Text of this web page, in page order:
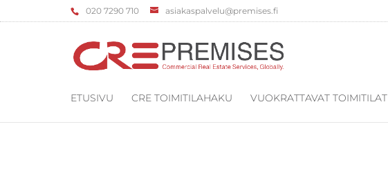
‌020 7290 710 asiakaspalvelu@premises.fi
ETUSIVU CRE TOIMITILAHAKU VUOKRATTAVAT TOIMITILAT